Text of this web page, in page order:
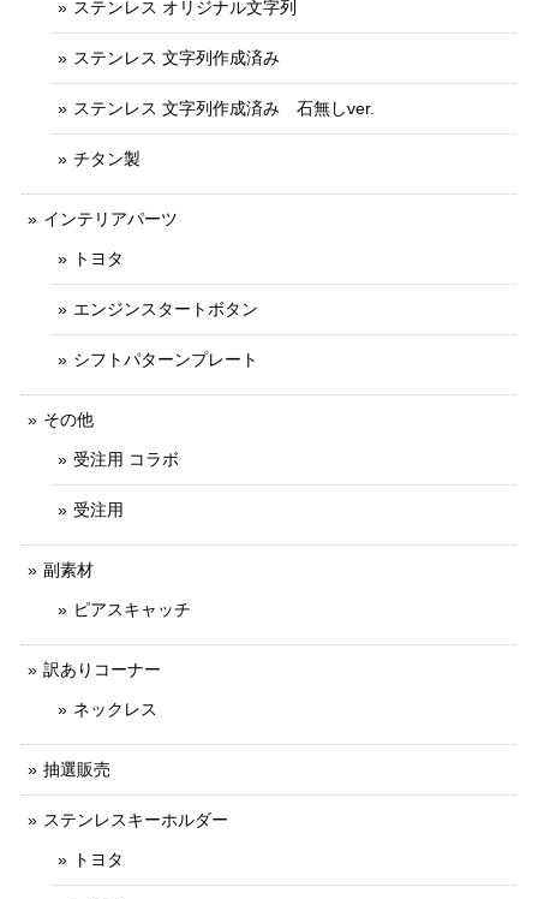
ステンレス オリジナル文字列
ステンレス 文字列作成済み
ステンレス 文字列作成済み 石無しver.
チタン製
インテリアパーツ
トヨタ
エンジンスタートボタン
シフトパターンプレート
その他
受注用 コラボ
受注用
副素材
ピアスキャッチ
訳ありコーナー
ネックレス
抽選販売
ステンレスキーホルダー
トヨタ